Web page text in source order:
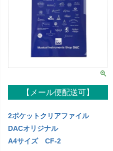
【メール便配送可】
2ポケットクリアファイル
DACオリジナル
A4サイズ CF-2